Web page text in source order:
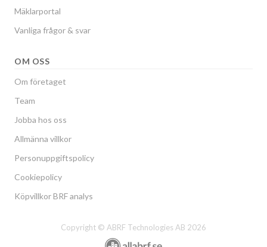
Mäklarportal
Vanliga frågor & svar
OM OSS
Om företaget
Team
Jobba hos oss
Allmänna villkor
Personuppgiftspolicy
Cookiepolicy
Köpvillkor BRF analys
Copyright © ABRF Technologies AB 2026